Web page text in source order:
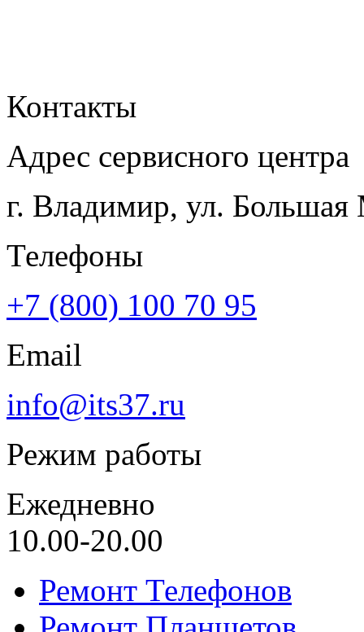
Контакты
Адрес сервисного центра
г. Владимир, ул. Большая
Телефоны
+7 (800) 100 70 95
Email
info@its37.ru
Режим работы
Ежедневно
10.00-20.00
Ремонт Телефонов